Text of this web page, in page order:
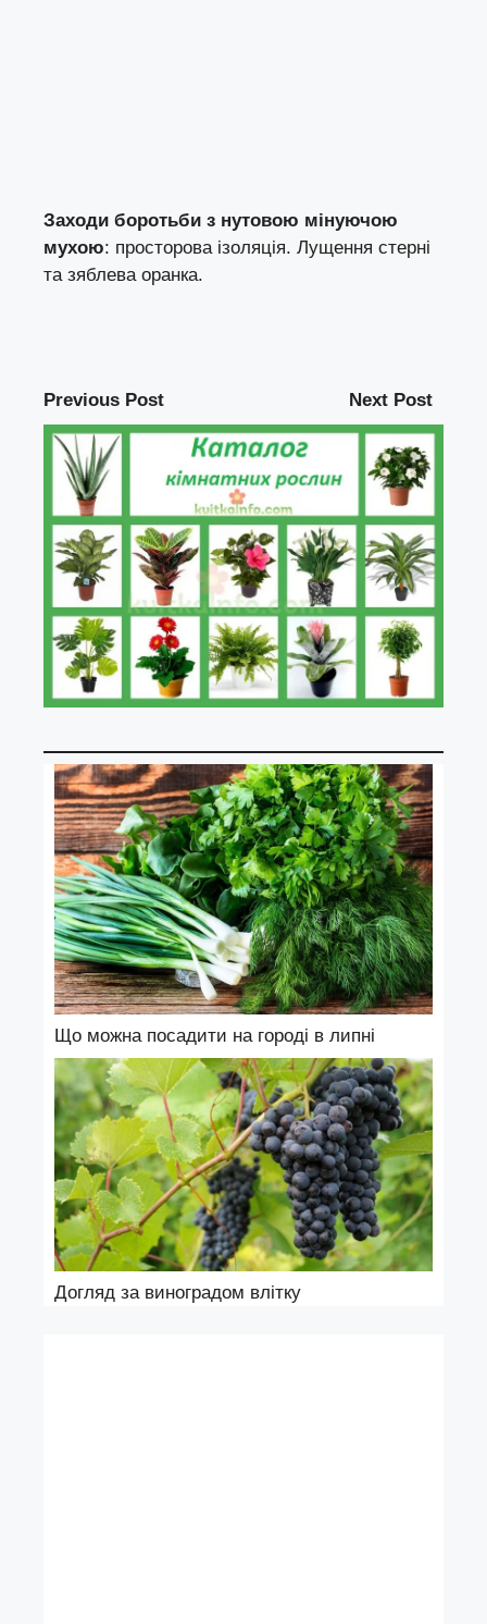
Заходи боротьби з нутовою мінуючою
мухою: просторова ізоляція. Лущення стерні
та зяблева оранка.
Previous Post Next Post
Що можна посадити на городі в липні
Догляд за виноградом влітку